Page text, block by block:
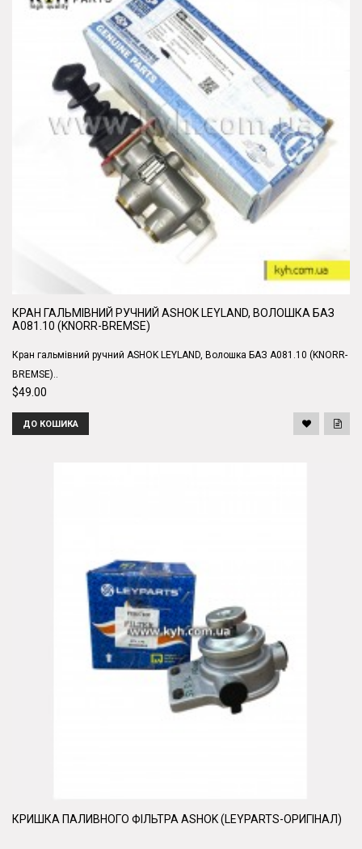
КРАН ГАЛЬМІВНИЙ РУЧНИЙ ASHOK LEYLAND, ВОЛОШКА БАЗ
А081.10 (KNORR-BREMSE)
Кран гальмівний ручний ASHOK LEYLAND, Волошка БАЗ А081.10 (KNORR-
BREMSE)..
$49.00
ДО КОШИКА
КРИШКА ПАЛИВНОГО ФІЛЬТРА ASHOK (LEYPARTS-ОРИГІНАЛ)